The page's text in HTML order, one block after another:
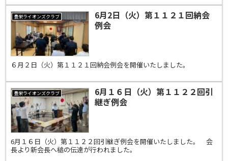
豊栄ライオンズクラブ
6月2日（火）第１１２１回納会
例会
６月２日（火）第１１２１回納会例会を開催いたしました。
豊栄ライオンズクラブ
6月１６日（火）第１１２２回引
継ぎ例会
6月１６日（火）第１１２２回引継ぎ例会を開催いたしました。 会
長より新会長へ槌の伝達が行われました。